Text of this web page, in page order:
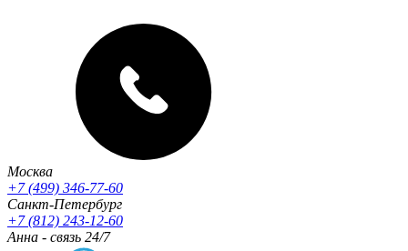
Москва
+7 (499) 346-77-60
Санкт-Петербург
+7 (812) 243-12-60
Анна - связь 24/7